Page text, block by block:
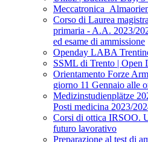
Corso di Laurea
primaria - A.A. 2023/
ed esame di ammissione
Openday LABA
SSML di Trento | Open
Orientamento Forze
giorno 11 Gennaio alle
Medizinstudienplätze
Posti medicina 2023/
Corsi di ottica IRSOO.
futuro lavorativo
Preparazione al test di